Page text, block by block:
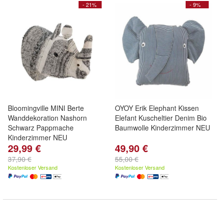
- 21%
Bloomingville MINI Berte
Wanddekoration Nashorn
Schwarz Pappmache
Kinderzimmer NEU
29,99 €
37,90 €
Kostenloser Versand
- 9%
OYOY Erik Elephant Kissen
Elefant Kuscheltier Denim Bio
Baumwolle Kinderzimmer NEU
49,90 €
55,00 €
Kostenloser Versand